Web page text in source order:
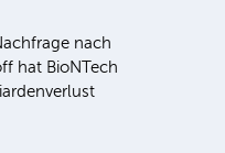
nach
hat BioNTech